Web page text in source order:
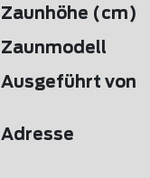
Zaunhöhe (cm)
Zaunmodell
Ausgeführt von
Adresse